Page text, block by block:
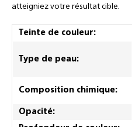
atteigniez votre résultat cible.
Teinte de couleur:
Type de peau:
Composition chimique:
Opacité: